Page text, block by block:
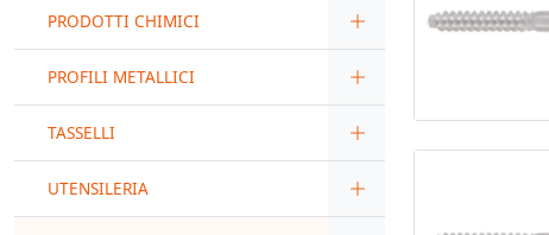
PRODOTTI CHIMICI
PROFILI METALLICI
TASSELLI
UTENSILERIA